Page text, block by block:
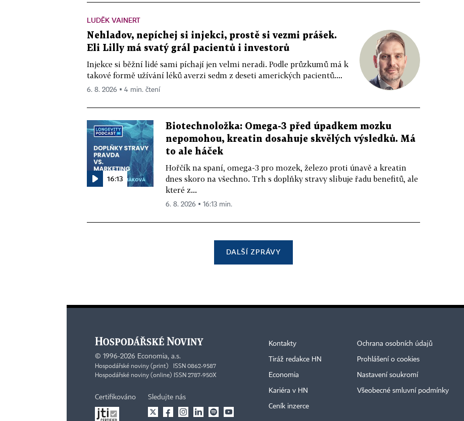
LUDĚK VAINERT
Nehladov, nepíchej si injekci, prostě si vezmi prášek.
Eli Lilly má svatý grál pacientů i investorů
Injekce si běžní lidé sami píchají jen velmi neradi. Podle průzkumů má k
takové formě užívání léků averzi sedm z deseti amerických pacientů....
6. 8. 2026 ▪ 4 min. čtení
16:13
Biotechnoložka: Omega-3 před úpadkem mozku
nepomohou, kreatin dosahuje skvělých výsledků. Má
to ale háček
Hořčík na spaní, omega-3 pro mozek, železo proti únavě a kreatin
dnes skoro na všechno. Trh s doplňky stravy slibuje řadu benefitů, ale
které z...
6. 8. 2026 ▪ 16:13 min.
DALŠÍ ZPRÁVY
© 1996-2026 Economia, a.s.
Hospodářské noviny (print) ISSN 0862-9587
Hospodářské noviny (online) ISSN 2787-950X
Certifikováno Sledujte nás
Kontakty
Tiráž redakce HN
Economia
Kariéra v HN
Ceník inzerce
Ochrana osobních údajů
Prohlášení o cookies
Nastavení soukromí
Všeobecné smluvní podmínky